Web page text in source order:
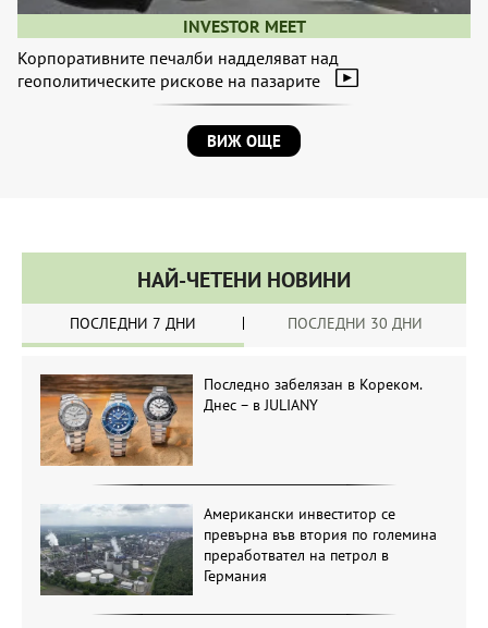
INVESTOR MEET
Корпоративните печалби надделяват над
геополитическите рискове на пазарите
ВИЖ ОЩЕ
НАЙ-ЧЕТЕНИ НОВИНИ
ПОСЛЕДНИ 7 ДНИ ПОСЛЕДНИ 30 ДНИ
Последно забелязан в Кореком.
Днес – в JULIANY
Американски инвеститор се
превърна във втория по големина
преработвател на петрол в
Германия